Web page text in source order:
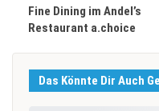
Fine Dining im Andel’s
Restaurant a.choice
Das Könnte Dir Auch